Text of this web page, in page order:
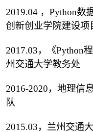
2019.04 ，Python数
创新创业学院建设项
2017.03，《Python
州交通大学教务处
2016-2020，地理信
队
2015.03，兰州交通